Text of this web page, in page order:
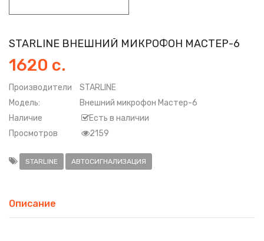
STARLINE ВНЕШНИЙ МИКРОФОН МАСТЕР-6
1620 с.
Производители
STARLINE
Модель:
Внешний микрофон Мастер-6
Наличие
Есть в наличии
Просмотров
2159
STARLINE АВТОСИГНАЛИЗАЦИЯ
Описание